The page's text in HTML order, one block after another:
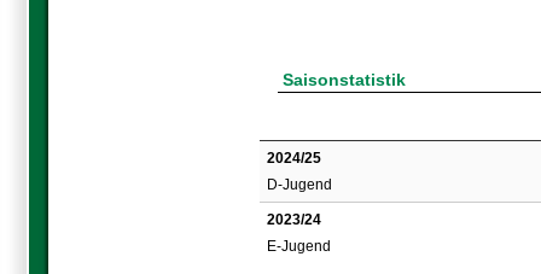
Saisonstatistik
2024/25
D-Jugend
2023/24
E-Jugend